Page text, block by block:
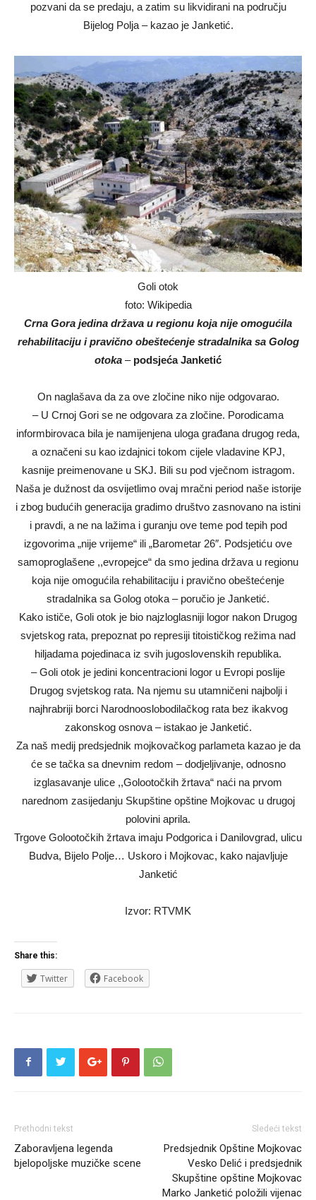
pozvani da se predaju, a zatim su likvidirani na području
Bijelog Polja – kazao je Janketić.
Goli otok
foto: Wikipedia
Crna Gora jedina država u regionu koja nije omogućila
rehabilitaciju i pravično obeštećenje stradalnika sa Golog
otoka – podsjeća Janketić
On naglašava da za ove zločine niko nije odgovarao.
– U Crnoj Gori se ne odgovara za zločine. Porodicama
informbirovaca bila je namijenjena uloga građana drugog reda,
a označeni su kao izdajnici tokom cijele vladavine KPJ,
kasnije preimenovane u SKJ. Bili su pod vječnom istragom.
Naša je dužnost da osvijetlimo ovaj mračni period naše istorije
i zbog budućih generacija gradimo društvo zasnovano na istini
i pravdi, a ne na lažima i guranju ove teme pod tepih pod
izgovorima „nije vrijeme“ ili „Barometar 26″. Podsjetiću ove
samoproglašene ,,evropejce“ da smo jedina država u regionu
koja nije omogućila rehabilitaciju i pravično obeštećenje
stradalnika sa Golog otoka – poručio je Janketić.
Kako ističe, Goli otok je bio najzloglasniji logor nakon Drugog
svjetskog rata, prepoznat po represiji titoističkog režima nad
hiljadama pojedinaca iz svih jugoslovenskih republika.
– Goli otok je jedini koncentracioni logor u Evropi poslije
Drugog svjetskog rata. Na njemu su utamničeni najbolji i
najhrabriji borci Narodnooslobodilačkog rata bez ikakvog
zakonskog osnova – istakao je Janketić.
Za naš medij predsjednik mojkovačkog parlameta kazao je da
će se tačka sa dnevnim redom – dodjeljivanje, odnosno
izglasavanje ulice ,,Golootočkih žrtava“ naći na prvom
narednom zasijedanju Skupštine opštine Mojkovac u drugoj
polovini aprila.
Trgove Golootočkih žrtava imaju Podgorica i Danilovgrad, ulicu
Budva, Bijelo Polje… Uskoro i Mojkovac, kako najavljuje
Janketić
Izvor: RTVMK
Share this:
Twitter Facebook
Prethodni tekst
Zaboravljena legenda
bjelopoljske muzičke scene
Sledeći tekst
Predsjednik Opštine Mojkovac
Vesko Delić i predsjednik
Skupštine opštine Mojkovac
Marko Janketić položili vijenac